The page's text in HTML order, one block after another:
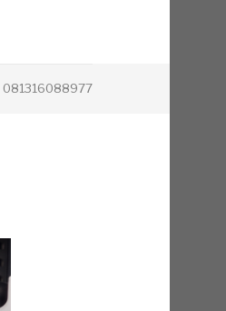
081316088977